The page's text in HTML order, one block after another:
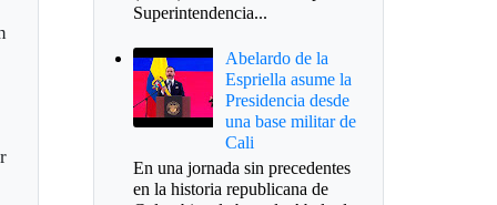
Superintendencia...
Abelardo de la
Espriella asume la
Presidencia desde
una base militar de
Cali
En una jornada sin precedentes
en la historia republicana de